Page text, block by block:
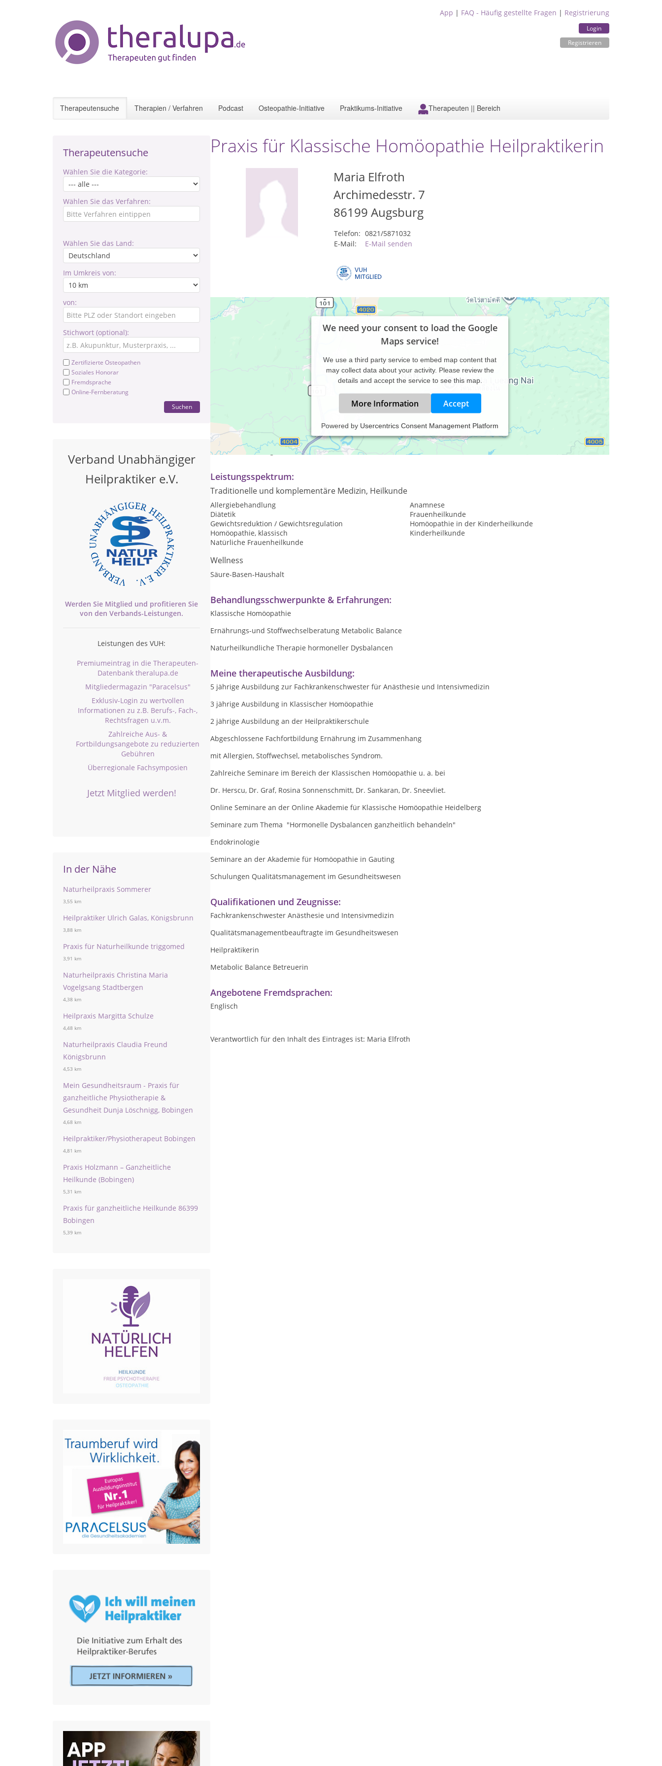
App | FAQ - Häufig gestellte Fragen | Registrierung
Login
Registrieren
Therapeutensuche Therapien / Verfahren Podcast Osteopathie-Initiative Praktikums-Initiative Therapeuten || Bereich
Therapeutensuche
Wählen Sie die Kategorie:
Wählen Sie das Verfahren:
Wählen Sie das Land:
Im Umkreis von:
von:
Stichwort (optional):
Zertifizierte Osteopathen
Soziales Honorar
Fremdsprache
Online-Fernberatung
Suchen
Verband Unabhängiger
Heilpraktiker e.V.
Werden Sie Mitglied und profitieren Sie
von den Verbands-Leistungen.
Leistungen des VUH:
Premiumeintrag in die Therapeuten-
Datenbank theralupa.de
Mitgliedermagazin "Paracelsus"
Exklusiv-Login zu wertvollen
Informationen zu z.B. Berufs-, Fach-,
Rechtsfragen u.v.m.
Zahlreiche Aus- &
Fortbildungsangebote zu reduzierten
Gebühren
Überregionale Fachsymposien
Jetzt Mitglied werden!
In der Nähe
Naturheilpraxis Sommerer
3,55 km
Heilpraktiker Ulrich Galas, Königsbrunn
3,88 km
Praxis für Naturheilkunde triggomed
3,91 km
Naturheilpraxis Christina Maria
Vogelgsang Stadtbergen
4,38 km
Heilpraxis Margitta Schulze
4,48 km
Naturheilpraxis Claudia Freund
Königsbrunn
4,53 km
Mein Gesundheitsraum - Praxis für
ganzheitliche Physiotherapie &
Gesundheit Dunja Löschnigg, Bobingen
4,68 km
Heilpraktiker/Physiotherapeut Bobingen
4,81 km
Praxis Holzmann – Ganzheitliche
Heilkunde (Bobingen)
5,31 km
Praxis für ganzheitliche Heilkunde 86399
Bobingen
5,39 km
Praxis für Klassische Homöopathie Heilpraktikerin
Maria Elfroth
Archimedesstr. 7
86199 Augsburg
Telefon: 0821/5871032
E-Mail:
E-Mail senden
We need your consent to load the Google
Maps service!
We use a third party service to embed map content that
may collect data about your activity. Please review the
details and accept the service to see this map.
More Information Accept
Powered by Usercentrics Consent Management Platform
Praxiszeiten:
nach Vereinbarung
Leistungsspektrum:
Traditionelle und komplementäre Medizin, Heilkunde
Allergiebehandlung
Anamnese
Diätetik
Frauenheilkunde
Gewichtsreduktion / Gewichtsregulation
Homöopathie in der Kinderheilkunde
Homöopathie, klassisch
Kinderheilkunde
Natürliche Frauenheilkunde
Wellness
Säure-Basen-Haushalt
Behandlungsschwerpunkte & Erfahrungen:
Klassische Homöopathie
Ernährungs-und Stoffwechselberatung Metabolic Balance
Naturheilkundliche Therapie hormoneller Dysbalancen
Meine therapeutische Ausbildung:
5 jährige Ausbildung zur Fachkrankenschwester für Anästhesie und Intensivmedizin
3 jährige Ausbildung in Klassischer Homöopathie
2 jährige Ausbildung an der Heilpraktikerschule
Abgeschlossene Fachfortbildung Ernährung im Zusammenhang
mit Allergien, Stoffwechsel, metabolisches Syndrom.
Zahlreiche Seminare im Bereich der Klassischen Homöopathie u. a. bei
Dr. Herscu, Dr. Graf, Rosina Sonnenschmitt, Dr. Sankaran, Dr. Sneevliet.
Online Seminare an der Online Akademie für Klassische Homöopathie Heidelberg
Seminare zum Thema "Hormonelle Dysbalancen ganzheitlich behandeln"
Endokrinologie
Seminare an der Akademie für Homöopathie in Gauting
Schulungen Qualitätsmanagement im Gesundheitswesen
Qualifikationen und Zeugnisse:
Fachkrankenschwester Anästhesie und Intensivmedizin
Qualitätsmanagementbeauftragte im Gesundheitswesen
Heilpraktikerin
Metabolic Balance Betreuerin
Angebotene Fremdsprachen:
Englisch
Verantwortlich für den Inhalt des Eintrages ist: Maria Elfroth